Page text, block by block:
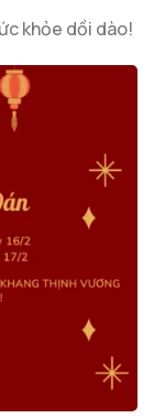
khỏe dồi dào!